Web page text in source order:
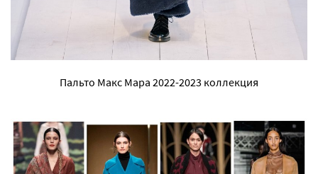
Пальто Макс Мара 2022-2023 коллекция